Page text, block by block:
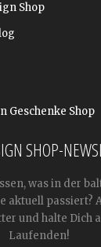
Shop
Geschenke Shop
SHOP-
was in der
aktuell passiert?
und halte Dich
Laufenden!